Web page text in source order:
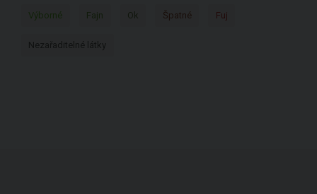
Výborné Fajn Ok Špatné Fuj
Nezařaditelné látky